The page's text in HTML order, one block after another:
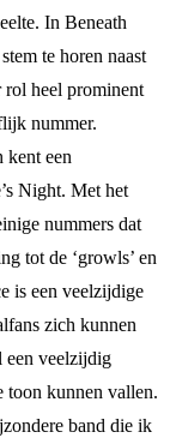
In Beneath
te horen naast
heel prominent
nummer.
kent een
Night. Met het
nummers dat
tot de ‘growls’ en
is een veelzijdige
zich kunnen
een veelzijdig
toon kunnen vallen.
band die ik